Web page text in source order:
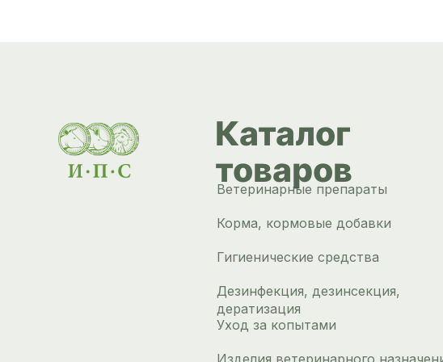
Каталог
товаров
Ветеринарные препараты
Корма, кормовые добавки
Гигиенические средства
Дезинфекция, дезинсекция,
дератизация
Уход за копытами
Изделия ветеринарного